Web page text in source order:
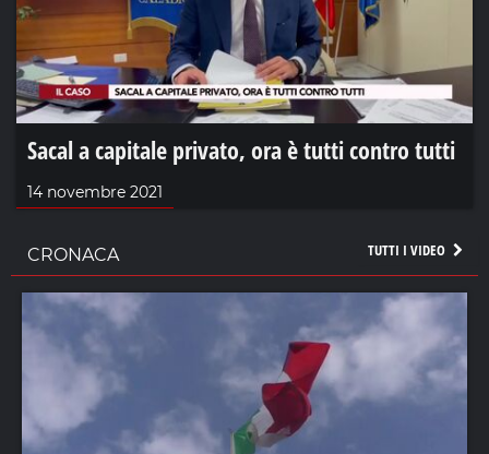
Sacal a capitale privato, ora è tutti contro tutti
14 novembre 2021
TUTTI I VIDEO
CRONACA